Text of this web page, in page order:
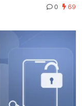
0 69